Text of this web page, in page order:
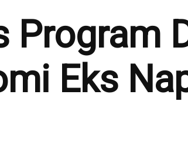
Program
Eks